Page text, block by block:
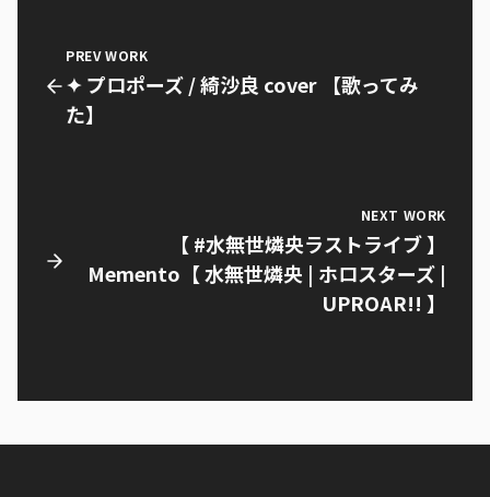
PREV WORK
✦ プロポーズ / 綺沙良 cover 【歌ってみ
た】
NEXT WORK
【 #水無世燐央ラストライブ 】
Memento【 水無世燐央 | ホロスターズ |
UPROAR!! 】